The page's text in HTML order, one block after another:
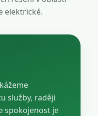
elektrické.
služby, raději
spokojenost je